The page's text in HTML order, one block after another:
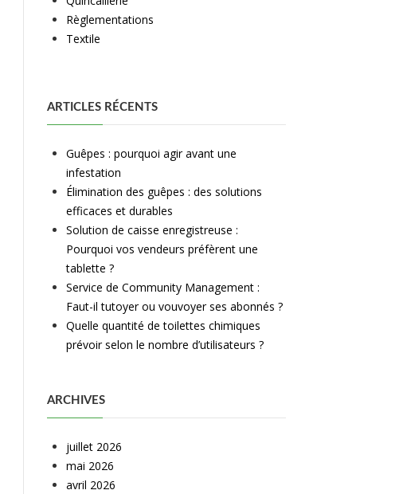
Règlementations
Textile
ARTICLES RÉCENTS
Guêpes : pourquoi agir avant une
infestation
Élimination des guêpes : des solutions
efficaces et durables
Solution de caisse enregistreuse :
Pourquoi vos vendeurs préfèrent une
tablette ?
Service de Community Management :
Faut-il tutoyer ou vouvoyer ses abonnés ?
Quelle quantité de toilettes chimiques
prévoir selon le nombre d’utilisateurs ?
ARCHIVES
juillet 2026
mai 2026
avril 2026